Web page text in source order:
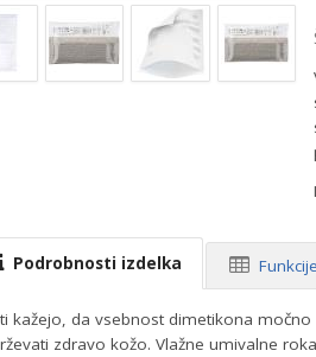
Podrobnosti izdelka Funkcije
kažejo, da vsebnost dimetikona
zdravo kožo. Vlažne umivalne